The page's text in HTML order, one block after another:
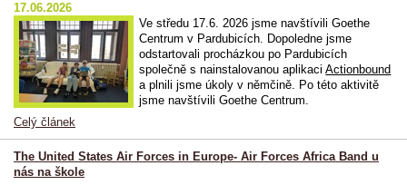
17.06.2026
Ve středu 17.6. 2026 jsme navštívili Goethe
Centrum v Pardubicích. Dopoledne jsme
odstartovali procházkou po Pardubicích
společně s nainstalovanou aplikaciActionbound
a plnili jsme úkoly v němčině. Po této aktivitě
jsme navštívili Goethe Centrum.
Celý článek
The United States Air Forces in Europe- Air Forces Africa Band u
nás na škole